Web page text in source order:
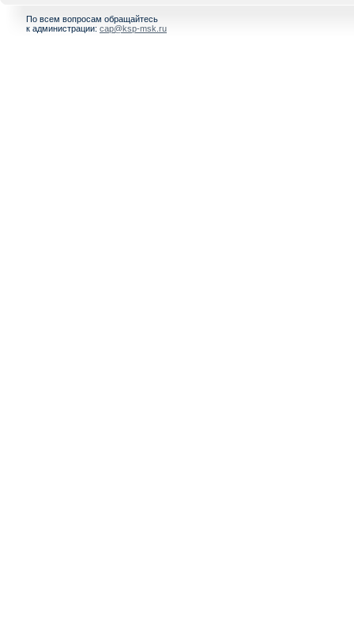
По всем вопросам обращайтесь
к администрации: cap@ksp-msk.ru